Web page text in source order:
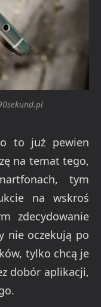
to już pewien
na temat tego,
tym
na wskroś
zdecydowanie
nie oczekują po
tylko chcą je
dobór aplikacji,